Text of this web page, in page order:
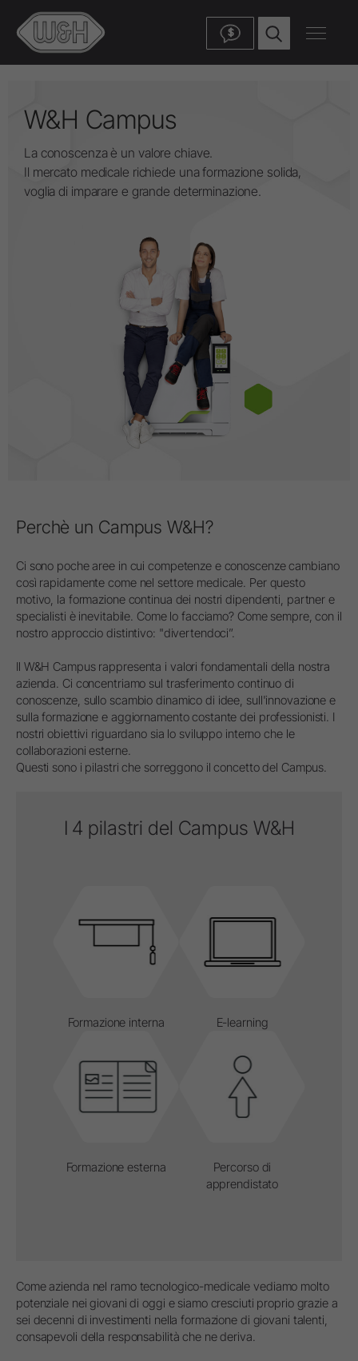
$
W&H Campus
La conoscenza è un valore chiave.
Il mercato medicale richiede una formazione solida,
voglia di imparare e grande determinazione.
Perchè un Campus W&H?
Ci sono poche aree in cui competenze e conoscenze cambiano
così rapidamente come nel settore medicale. Per questo
motivo, la formazione continua dei nostri dipendenti, partner e
specialisti è inevitabile. Come lo facciamo? Come sempre, con il
nostro approccio distintivo: "divertendoci”.
Il W&H Campus rappresenta i valori fondamentali della nostra
azienda. Ci concentriamo sul trasferimento continuo di
conoscenze, sullo scambio dinamico di idee, sull'innovazione e
sulla formazione e aggiornamento costante dei professionisti. I
nostri obiettivi riguardano sia lo sviluppo interno che le
collaborazioni esterne.
Questi sono i pilastri che sorreggono il concetto del Campus.
I 4 pilastri del Campus W&H
Formazione interna E-learning
Formazione esterna
Percorso di
apprendistato
Come azienda nel ramo tecnologico-medicale vediamo molto
potenziale nei giovani di oggi e siamo cresciuti proprio grazie a
sei decenni di investimenti nella formazione di giovani talenti,
consapevoli della responsabilità che ne deriva.